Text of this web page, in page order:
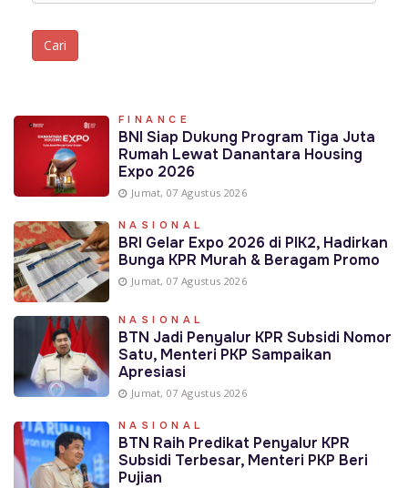
FINANCE
BNI Siap Dukung Program Tiga Juta
Rumah Lewat Danantara Housing
Expo 2026
Jumat, 07 Agustus 2026
NASIONAL
BRI Gelar Expo 2026 di PIK2, Hadirkan
Bunga KPR Murah & Beragam Promo
Jumat, 07 Agustus 2026
NASIONAL
BTN Jadi Penyalur KPR Subsidi Nomor
Satu, Menteri PKP Sampaikan
Apresiasi
Jumat, 07 Agustus 2026
NASIONAL
BTN Raih Predikat Penyalur KPR
Subsidi Terbesar, Menteri PKP Beri
Pujian